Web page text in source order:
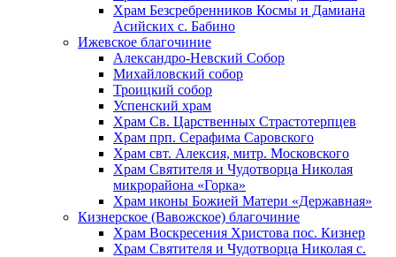
Храм Безсребренников Космы и Дамиана
Асийских с. Бабино
Ижевское благочиние
Александро-Невский Собор
Михайловский собор
Троицкий собор
Успенский храм
Храм Св. Царственных Страстотерпцев
Храм прп. Серафима Саровского
Храм свт. Алексия, митр. Московского
Храм Святителя и Чудотворца Николая
микрорайона «Горка»
Храм иконы Божией Матери «Державная»
Кизнерское (Вавожское) благочиние
Храм Воскресения Христова пос. Кизнер
Храм Святителя и Чудотворца Николая с.